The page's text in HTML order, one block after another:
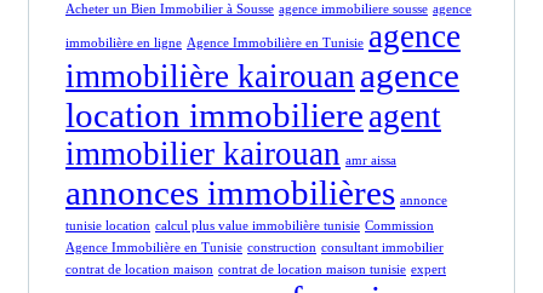
Acheter un Bien Immobilier à Sousse agence immobiliere sousse agence
immobilière en ligne Agence Immobilière en Tunisie agence
immobilière kairouan agence
location immobiliere agent
immobilier kairouan amr aissa
annonces immobilières annonce
tunisie location calcul plus value immobilière tunisie Commission
Agence Immobilière en Tunisie construction consultant immobilier
contrat de location maison contrat de location maison tunisie expert